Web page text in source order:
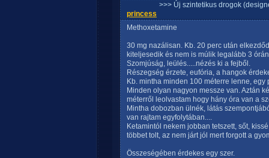
>>> Új szintetikus drogok
princess
Methoxetamine
30 mg nazálisan. Kb. 20 perc után
kiteljesedik és nem is múlik legalább 3
Szomjúság, leülés.....nézés ki a fejből.
Részegség érzete, eufória, a hangok
Kb. mintha minden 100 méterre lenne,
Minden olyan nagyon messze van. Aztán
méterről leolvastam hogy hány óra van a
Mintha dobozban ülnék, látás
van rajtam egyfolytában....
Ketamintól nekem jobban tetszett, sőt,
többet tolt, az nem járt jól mert forgott a
Összeségében érdekes egy szer.